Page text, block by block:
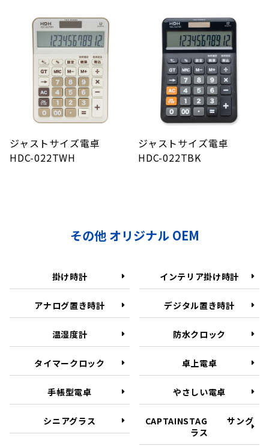
ジャストサイズ電卓
HDC-022TWH
ジャストサイズ電卓
HDC-022TBK
その他 オリジナル OEM
掛け時計 インテリア掛け時計
アナログ置き時計 デジタル置き時計
温湿度計 防水クロック
タイマークロック 卓上電卓
手帳型電卓 やさしい電卓
シニアグラス
CAPTAINSTAG サング
ラス